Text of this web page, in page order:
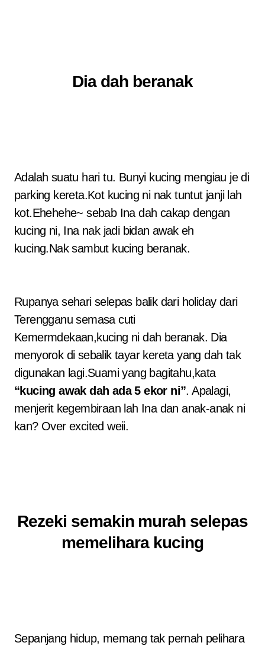
Dia dah beranak
Adalah suatu hari tu. Bunyi kucing mengiau je di
parking kereta.Kot kucing ni nak tuntut janji lah
kot.Ehehehe~ sebab Ina dah cakap dengan
kucing ni, Ina nak jadi bidan awak eh
kucing.Nak sambut kucing beranak.
Rupanya sehari selepas balik dari holiday dari
Terengganu semasa cuti
Kemermdekaan,kucing ni dah beranak. Dia
menyorok di sebalik tayar kereta yang dah tak
digunakan lagi.Suami yang bagitahu,kata
“kucing awak dah ada 5 ekor ni”. Apalagi,
menjerit kegembiraan lah Ina dan anak-anak ni
kan? Over excited weii.
Rezeki semakin murah selepas
memelihara kucing
Sepanjang hidup, memang tak pernah pelihara